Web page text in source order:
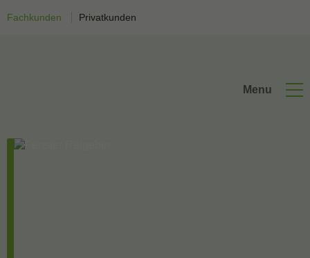
Fachkunden Privatkunden
Menu